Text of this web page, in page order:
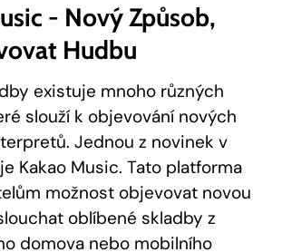
‌- Nový Způsob,
Hudbu
existuje mnoho různých
slouží k objevování nových
Jednou z novinek v
Kakao​ Music. Tato‍ platforma
možnost objevovat novou
oblíbené ‍skladby z
domova nebo mobilního